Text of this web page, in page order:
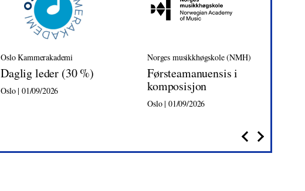
Oslo Kammerakademi
Daglig leder (30 %)
Oslo | 01/09/2026
Norges musikkhøgskole (NMH)
Førsteamanuensis i
komposisjon
Oslo | 01/09/2026